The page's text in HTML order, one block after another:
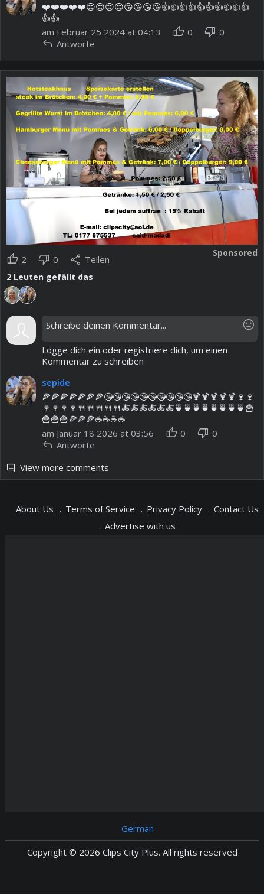
❤️❤️❤️❤️❤️😍😍😍😍😘😘😘😘👍👍👍👍👍👍👍👍👍👍
👍👍
am Februar 25 2024 at 04:13
thumb_up 0 thumb_down 0
reply Antworte
Sponsored
thumb_up 2 thumb_down 0 share Teilen
2 Leuten gefällt das
mood
Logge dich ein oder registriere dich, um einen
Kommentar zu schreiben
sepide
🍕🍕🍕🍕🍕🍕🍕😘😘😘😘😘😘😘😘😘😘🍹🍹🍹🍹🍹🍷🍷
🍷🍷🍷🍷🍴🍴🍴🍴🍴🍝🍝🍝🍝🍝🍝🍵🍵🍵🍵🍵🍵🍵🍵🍟
🍟🍟🍟🍕🍕🍕☕️☕️☕️☕️
am Januar 18 2026 at 03:56
thumb_up 0 thumb_down 0
reply Antworte
comment View more comments
About Us Terms of Service Privacy Policy
Contact Us
Advertise with us
German
Copyright © 2026 Clips City Plus. All rights reserved